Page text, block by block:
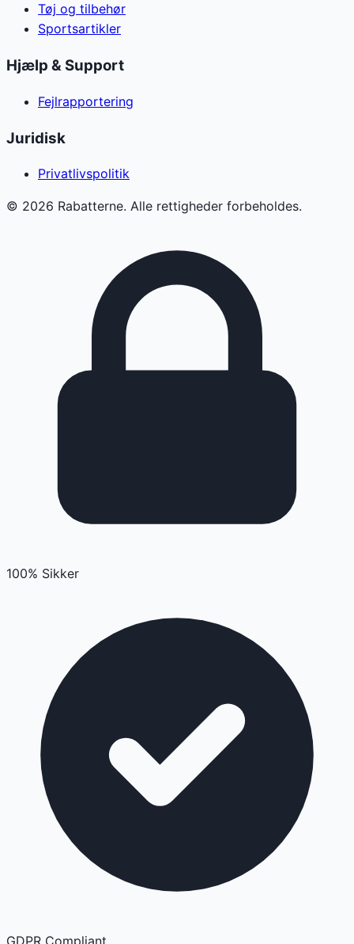
Tøj og tilbehør
Sportsartikler
Hjælp & Support
Fejlrapportering
Juridisk
Privatlivspolitik
© 2026 Rabatterne. Alle rettigheder forbeholdes.
100% Sikker